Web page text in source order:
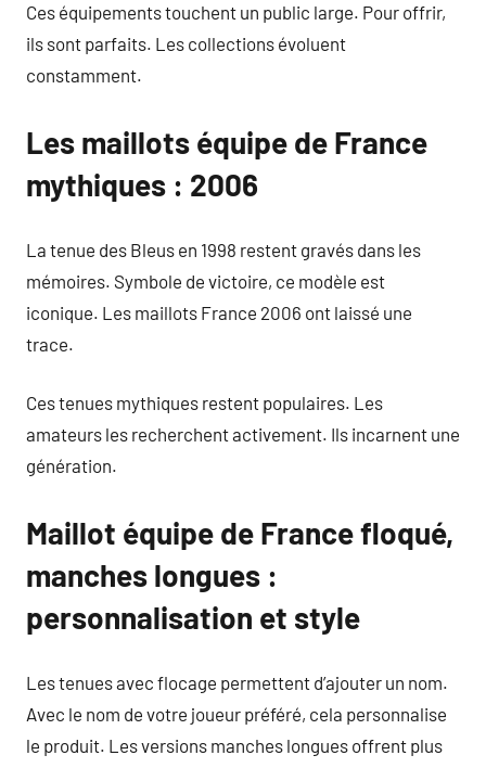
Ces équipements touchent un public large. Pour offrir,
ils sont parfaits. Les collections évoluent
constamment.
Les maillots équipe de France
mythiques : 2006
La tenue des Bleus en 1998 restent gravés dans les
mémoires. Symbole de victoire, ce modèle est
iconique. Les maillots France 2006 ont laissé une
trace.
Ces tenues mythiques restent populaires. Les
amateurs les recherchent activement. Ils incarnent une
génération.
Maillot équipe de France floqué,
manches longues :
personnalisation et style
Les tenues avec flocage permettent d’ajouter un nom.
Avec le nom de votre joueur préféré, cela personnalise
le produit. Les versions manches longues offrent plus